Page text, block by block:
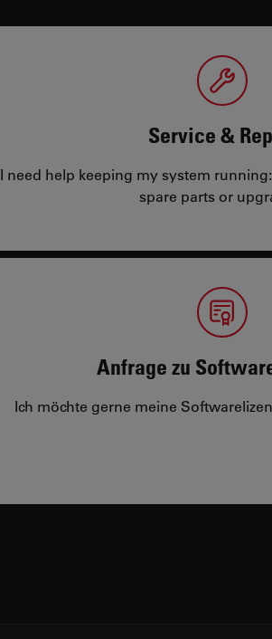
Service &
I need help keeping my system
spare parts or
Anfrage zu
Ich möchte gerne meine